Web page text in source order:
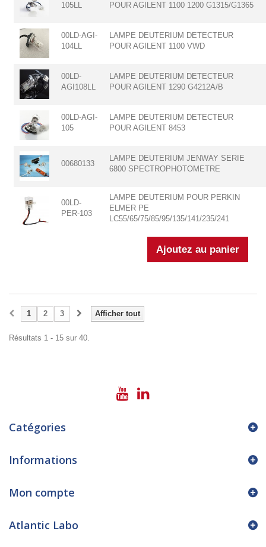
105LL
POUR AGILENT 1100 1200 G1315/G1365
00LD-AGI-
104LL
LAMPE DEUTERIUM DETECTEUR
POUR AGILENT 1100 VWD
00LD-
AGI108LL
LAMPE DEUTERIUM DETECTEUR
POUR AGILENT 1290 G4212A/B
00LD-AGI-
105
LAMPE DEUTERIUM DETECTEUR
POUR AGILENT 8453
00680133
LAMPE DEUTERIUM JENWAY SERIE
6800 SPECTROPHOTOMETRE
00LD-
PER-103
LAMPE DEUTERIUM POUR PERKIN
ELMER PE
LC55/65/75/85/95/135/141/235/241
Afficher tout
1 2 3
Résultats 1 - 15 sur 40.
Catégories
Informations
Mon compte
Atlantic Labo